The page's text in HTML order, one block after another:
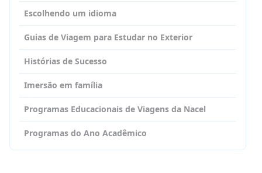
Escolhendo um idioma
Guias de Viagem para Estudar no Exterior
Histórias de Sucesso
Imersão em família
Programas Educacionais de Viagens da Nacel
Programas do Ano Acadêmico